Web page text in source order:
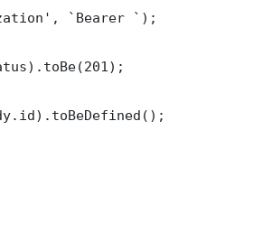
`Bearer `);